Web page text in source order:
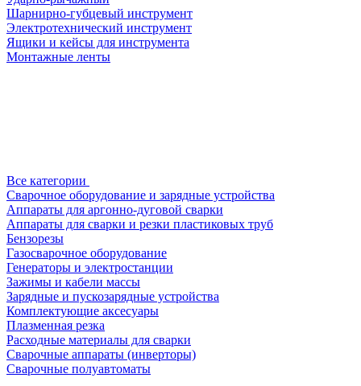
Шарнирно-губцевый инструмент
Электротехнический инструмент
Ящики и кейсы для инструмента
Монтажные ленты
Все категории
Сварочное оборудование и зарядные устройства
Аппараты для аргонно-дуговой сварки
Аппараты для сварки и резки пластиковых труб
Бензорезы
Газосварочное оборудование
Генераторы и электростанции
Зажимы и кабели массы
Зарядные и пускозарядные устройства
Комплектующие аксесуары
Плазменная резка
Расходные материалы для сварки
Сварочные аппараты (инверторы)
Сварочные полуавтоматы